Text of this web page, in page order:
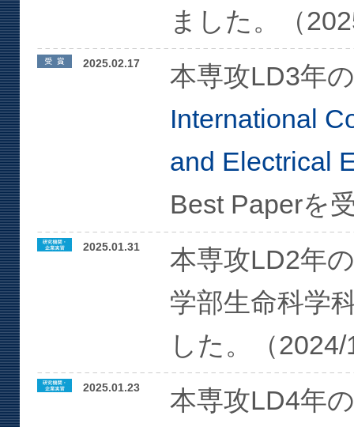
ました。（
2025.02.17
本専攻LD3年
International
and Electrical
Best Paperを
2025.01.31
本専攻LD2年
学部生命科学
した。（
2025.01.23
本専攻LD4年